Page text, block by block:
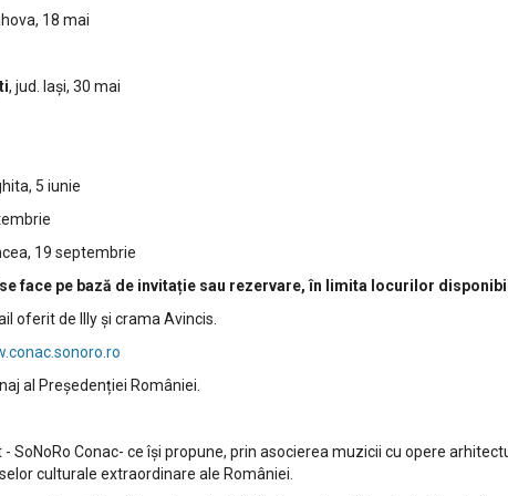
18 mai
, jud. Iași, 30 mai
5 iunie
19 septembrie
face pe bază de invitație sau rezervare, în limita locurilor
oferit de Illy și crama Avincis.
al Președenției României.
SoNoRo Conac- ce își propune, prin asocierea muzicii cu opere
culturale extraordinare ale României.